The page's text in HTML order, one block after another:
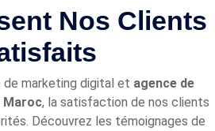
Nos Clients
de marketing digital et agence de
Maroc, la satisfaction de nos clients
Découvrez les témoignages de